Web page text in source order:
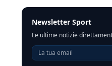
Newsletter Sport
Le ultime notizie